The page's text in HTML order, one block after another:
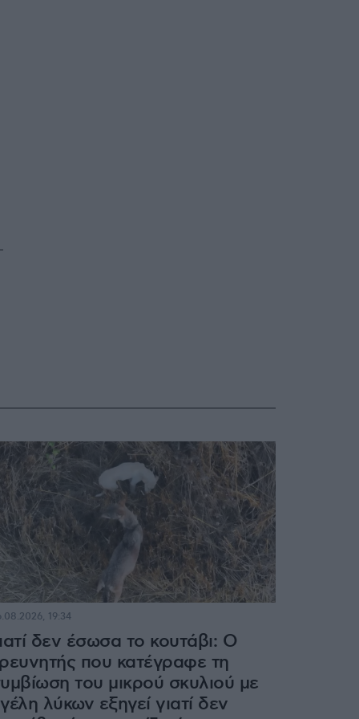
δεν έσωσα το κουτάβι: Ο
που κατέγραφε τη
του μικρού σκυλιού με
λύκων εξηγεί γιατί δεν
19:34